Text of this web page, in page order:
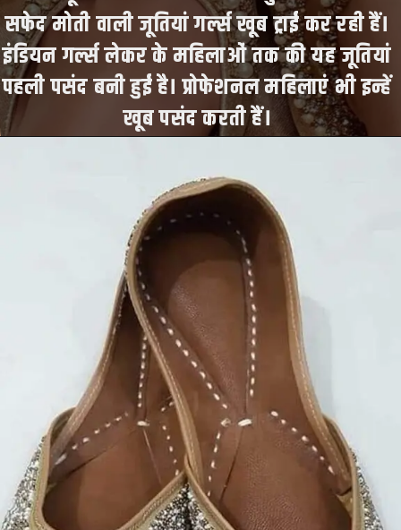
सफेद मोती वाली जूतियां गर्ल्स खूब ट्राई कर रही हैं।
इंडियन गर्ल्स लेकर के महिलाओं तक की यह जूतियां
पहली पसंद बनी हुई है। प्रोफेशनल महिलाएं भी इन्हें
खूब पसंद करती हैं।